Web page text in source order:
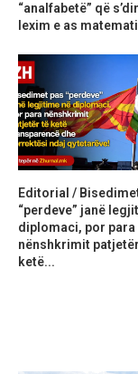
“analfabetë” që
lexim e as
Editorial /
“perdeve” janë
diplomaci, por para
nënshkrimit
ketë...